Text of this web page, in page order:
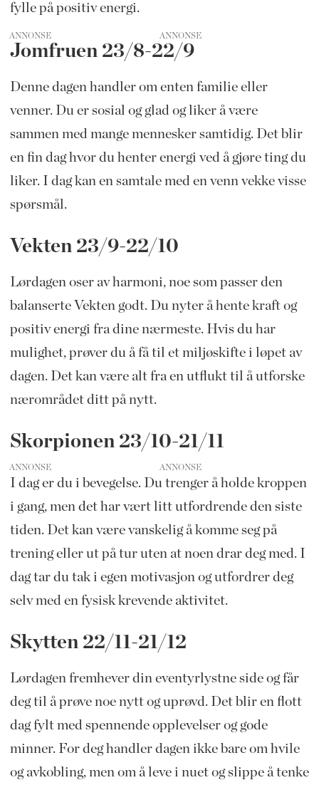
fylle på positiv energi.
ANNONSE
Jomfruen 23/8-22/9
Denne dagen handler om enten familie eller
venner. Du er sosial og glad og liker å være
sammen med mange mennesker samtidig. Det blir
en fin dag hvor du henter energi ved å gjøre ting du
liker. I dag kan en samtale med en venn vekke visse
spørsmål.
Vekten 23/9-22/10
Lørdagen oser av harmoni, noe som passer den
balanserte Vekten godt. Du nyter å hente kraft og
positiv energi fra dine nærmeste. Hvis du har
mulighet, prøver du å få til et miljøskifte i løpet av
dagen. Det kan være alt fra en utflukt til å utforske
nærområdet ditt på nytt.
Skorpionen 23/10-21/11
ANNONSE
I dag er du i bevegelse. Du trenger å holde kroppen
i gang, men det har vært litt utfordrende den siste
tiden. Det kan være vanskelig å komme seg på
trening eller ut på tur uten at noen drar deg med. I
dag tar du tak i egen motivasjon og utfordrer deg
selv med en fysisk krevende aktivitet.
Skytten 22/11-21/12
Lørdagen fremhever din eventyrlystne side og får
deg til å prøve noe nytt og uprøvd. Det blir en flott
dag fylt med spennende opplevelser og gode
minner. For deg handler dagen ikke bare om hvile
og avkobling, men om å leve i nuet og slippe å tenke